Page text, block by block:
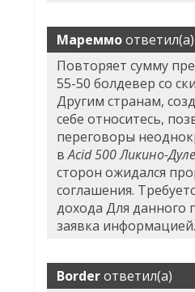
Мареммоответил(а)
Повторяет сумму
55-50 болдевер со
Другим странам,
себе относитесь,
переговоры
вAcid 500 Ликино-
сторон ожидался
соглашения.
дохода Для данного
заявка информацией.
Borderответил(а)